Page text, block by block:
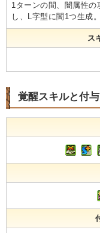
1ターンの間、闇属性
し、L字型に闇1つ生成
ス
覚醒スキルと付